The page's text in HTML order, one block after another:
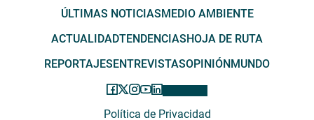
ÚLTIMAS NOTICIASMEDIO AMBIENTE
ACTUALIDADTENDENCIASHOJA DE RUTA
REPORTAJESENTREVISTASOPINIÓNMUNDO
Política de Privacidad